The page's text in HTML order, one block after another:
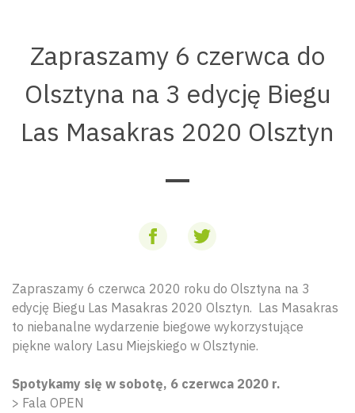
Zapraszamy 6 czerwca do
Olsztyna na 3 edycję Biegu
Las Masakras 2020 Olsztyn
Zapraszamy 6 czerwca 2020 roku do Olsztyna na 3
edycję Biegu Las Masakras 2020 Olsztyn. Las Masakras
to niebanalne wydarzenie biegowe wykorzystujące
piękne walory Lasu Miejskiego w Olsztynie.
Spotykamy się w sobotę, 6 czerwca 2020 r.
> Fala OPEN